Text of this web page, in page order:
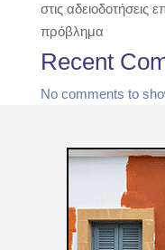
στις αδειοδοτήσεις
πρόβλημα
Recent
No comments to